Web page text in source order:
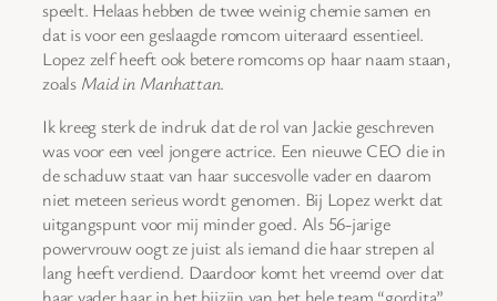
speelt. Helaas hebben de twee weinig chemie samen en
dat is voor een geslaagde romcom uiteraard essentieel.
Lopez zelf heeft ook betere romcoms op haar naam staan,
zoals Maid in Manhattan.
Ik kreeg sterk de indruk dat de rol van Jackie geschreven
was voor een veel jongere actrice. Een nieuwe CEO die in
de schaduw staat van haar succesvolle vader en daarom
niet meteen serieus wordt genomen. Bij Lopez werkt dat
uitgangspunt voor mij minder goed. Als 56-jarige
powervrouw oogt ze juist als iemand die haar strepen al
lang heeft verdiend. Daardoor komt het vreemd over dat
haar vader haar in het bijzijn van het hele team “gordita”